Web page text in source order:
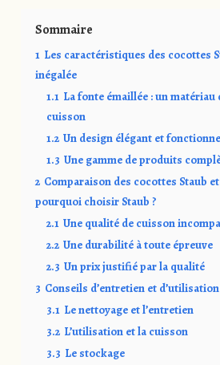
Sommaire
1 Les caractéristiques des cocottes
inégalée
1.1 La fonte émaillée : un matériau
cuisson
1.2 Un design élégant et
1.3 Une gamme de produits
2 Comparaison des cocottes Staub
pourquoi choisir Staub ?
2.1 Une qualité de cuisson
2.2 Une durabilité à toute épreuve
2.3 Un prix justifié par la qualité
3 Conseils d’entretien et
3.1 Le nettoyage et l’entretien
3.2 L’utilisation et la cuisson
3.3 Le stockage